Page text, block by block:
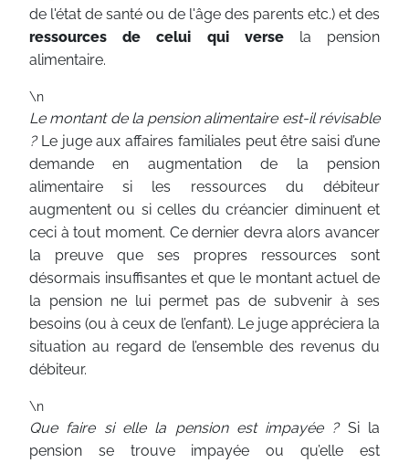
de l'état de santé ou de l'âge des parents etc.) et des
ressources de celui qui versela pension
alimentaire.
\n
Le montant de la pension alimentaire est-il révisable
?Le juge aux affaires familiales peut être saisi d’une
demande en augmentation de la pension
alimentaire si les ressources du débiteur
augmentent ou si celles du créancier diminuent et
ceci à tout moment. Ce dernier devra alors avancer
la preuve que ses propres ressources sont
désormais insuffisantes et que le montant actuel de
la pension ne lui permet pas de subvenir à ses
besoins (ou à ceux de l’enfant). Le juge appréciera la
situation au regard de l’ensemble des revenus du
débiteur.
\n
Que faire si elle la pension est impayée ? Si la
pension se trouve impayée ou qu’elle est